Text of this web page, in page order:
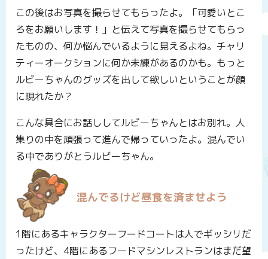
この後はお写真を撮らせてもらったよ。「可愛いとこ
ろをお願いします！」と伝えて写真を撮らせてもらっ
たものの、何か悩んでいるように見えるよね。チャリ
ティーオークションに何か未練があるのかも。もっと
ルビーちゃんのグッズを出して欲しいということが顔
に現れたか？
こんな具合にお話ししてルビーちゃんとはお別れ。人
集りの中を頑張って進んで帰っていったよ。混んでい
る中でありがとうルビーちゃん。
混んでるけど昼食を済ませよう
1階にあるキャラクターフードコートは人でギッシリだ
ったけど、4階にあるフードマシンレストランはまだ望